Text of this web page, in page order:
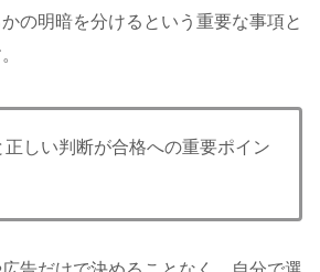
かの明暗を分けるという重要な事項と
しい判断が合格への重要ポイン